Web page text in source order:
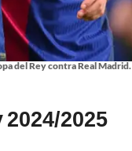
del Rey contra Real Madrid.
2025